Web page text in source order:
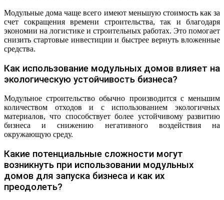
Модульные дома чаще всего имеют меньшую стоимость как за
счет сокращения времени строительства, так и благодаря
экономии на логистике и строительных работах. Это помогает
снизить стартовые инвестиции и быстрее вернуть вложенные
средства.
Как использование модульных домов влияет на
экологическую устойчивость бизнеса?
Модульное строительство обычно производится с меньшим
количеством отходов и с использованием экологичных
материалов, что способствует более устойчивому развитию
бизнеса и снижению негативного воздействия на
окружающую среду.
Какие потенциальные сложности могут
возникнуть при использовании модульных
домов для запуска бизнеса и как их
преодолеть?